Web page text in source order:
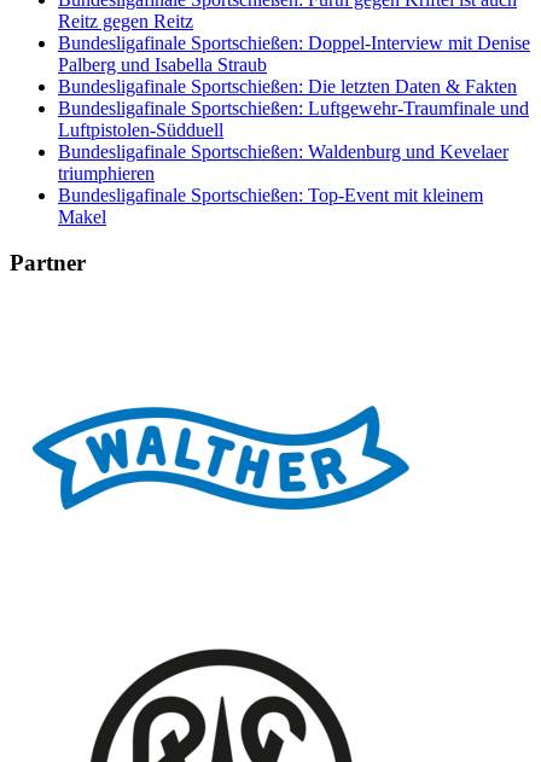
Reitz gegen Reitz
Bundesligafinale Sportschießen: Doppel-Interview mit Denise
Palberg und Isabella Straub
Bundesligafinale Sportschießen: Die letzten Daten & Fakten
Bundesligafinale Sportschießen: Luftgewehr-Traumfinale und
Luftpistolen-Südduell
Bundesligafinale Sportschießen: Waldenburg und Kevelaer
triumphieren
Bundesligafinale Sportschießen: Top-Event mit kleinem
Makel
Partner